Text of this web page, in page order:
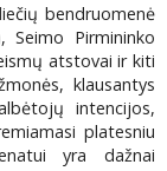
bendruomenė
Seimo Pirmininko
atstovai ir kiti
klausantys
intencijos,
platesniu
yra dažnai